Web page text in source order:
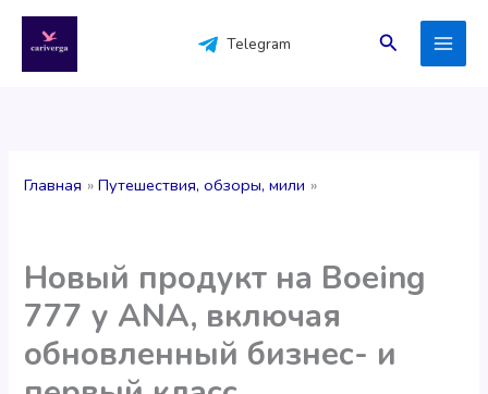
содержимому
Telegram Поиск
Главная Путешествия, обзоры, мили
Новый продукт на Boeing
777 у ANA, включая
обновленный бизнес- и